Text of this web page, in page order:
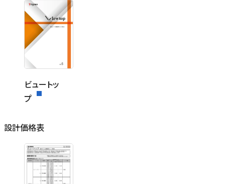
ビュートッ
プ
設計価格表